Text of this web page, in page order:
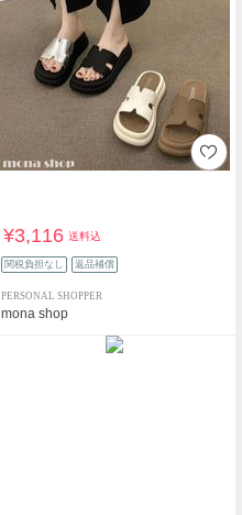
¥3,116 送料込
関税負担なし 返品補償
PERSONAL SHOPPER
mona shop